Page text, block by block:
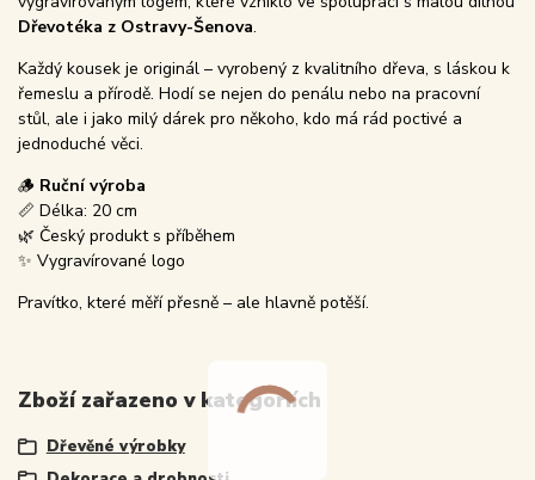
Dřevotéka z Ostravy-Šenova.
Každý kousek je originál – vyrobený z kvalitního dřeva, s láskou k
řemeslu a přírodě. Hodí se nejen do penálu nebo na pracovní
stůl, ale i jako milý dárek pro někoho, kdo má rád poctivé a
jednoduché věci.
🪵 Ruční výroba
📏 Délka: 20 cm
🌿 Český produkt s příběhem
✨ Vygravírované logo
Pravítko, které měří přesně – ale hlavně potěší.
Zboží zařazeno v kategoriích
Dřevěné výrobky